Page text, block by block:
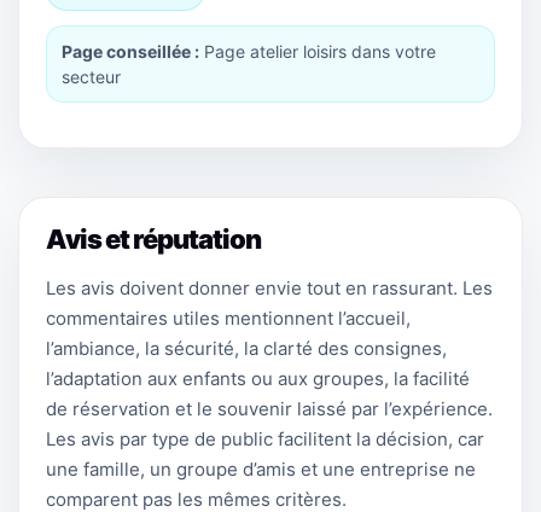
Page conseillée : Page atelier loisirs dans votre
secteur
Avis et réputation
Les avis doivent donner envie tout en rassurant. Les
commentaires utiles mentionnent l’accueil,
l’ambiance, la sécurité, la clarté des consignes,
l’adaptation aux enfants ou aux groupes, la facilité
de réservation et le souvenir laissé par l’expérience.
Les avis par type de public facilitent la décision, car
une famille, un groupe d’amis et une entreprise ne
comparent pas les mêmes critères.